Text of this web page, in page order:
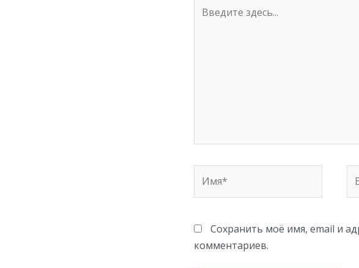
здесь...
Сохранить моё имя, email и
комментариев.